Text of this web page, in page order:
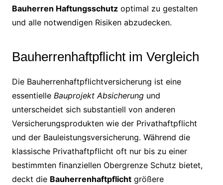
Bauherren Haftungsschutzoptimal zu gestalten
und alle notwendigen Risiken abzudecken.
Bauherrenhaftpflicht im Vergleich
Die Bauherrenhaftpflichtversicherung ist eine
essentielle Bauprojekt Absicherungund
unterscheidet sich substantiell von anderen
Versicherungsprodukten wie der Privathaftpflicht
und der Bauleistungsversicherung. Während die
klassische Privathaftpflicht oft nur bis zu einer
bestimmten finanziellen Obergrenze Schutz bietet,
deckt die Bauherrenhaftpflichtgrößere